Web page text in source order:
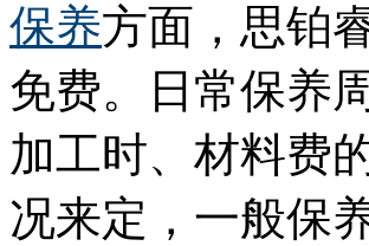
保养方面，思铂
免费。日常保养
加工时、材料费
况来定，一般保